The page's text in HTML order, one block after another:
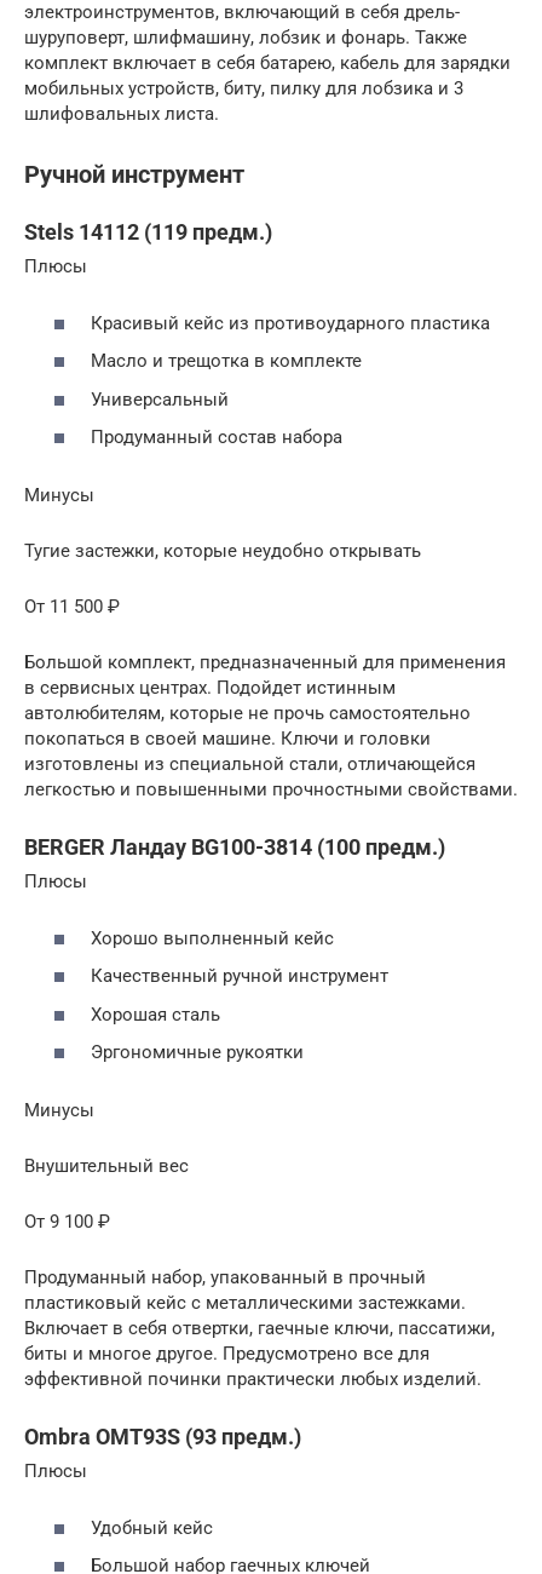
электроинструментов, включающий в себя дрель-
шуруповерт, шлифмашину, лобзик и фонарь. Также
комплект включает в себя батарею, кабель для зарядки
мобильных устройств, биту, пилку для лобзика и 3
шлифовальных листа.
Ручной инструмент
Stels 14112 (119 предм.)
Плюсы
Красивый кейс из противоударного пластика
Масло и трещотка в комплекте
Универсальный
Продуманный состав набора
Минусы
Тугие застежки, которые неудобно открывать
От 11 500 ₽
Большой комплект, предназначенный для применения
в сервисных центрах. Подойдет истинным
автолюбителям, которые не прочь самостоятельно
покопаться в своей машине. Ключи и головки
изготовлены из специальной стали, отличающейся
легкостью и повышенными прочностными свойствами.
BERGER Ландау BG100-3814 (100 предм.)
Плюсы
Хорошо выполненный кейс
Качественный ручной инструмент
Хорошая сталь
Эргономичные рукоятки
Минусы
Внушительный вес
От 9 100 ₽
Продуманный набор, упакованный в прочный
пластиковый кейс с металлическими застежками.
Включает в себя отвертки, гаечные ключи, пассатижи,
биты и многое другое. Предусмотрено все для
эффективной починки практически любых изделий.
Ombra OMT93S (93 предм.)
Плюсы
Удобный кейс
Большой набор гаечных ключей